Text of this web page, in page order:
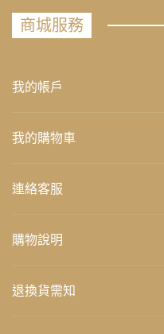
商城服務
我的帳戶
我的購物車
連絡客服
購物說明
退換貨需知